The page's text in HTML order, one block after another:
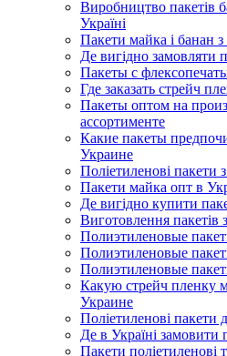
Виробництво пакетів
Україні
Пакети майка і банан
Де вигідно замовляти
Пакеты с
Где заказать стрейч
Пакеты оптом на
ассортименте
Какие пакеты
Украине
Поліетиленові пакети
Пакети майка опт в
Де вигідно купити
Виготовлення пакетів
Полиэтиленовые
Полиэтиленовые
Полиэтиленовые
Какую стрейч пленку
Украине
Поліетиленові пакети
Де в Україні замовити
Пакети поліетиленові